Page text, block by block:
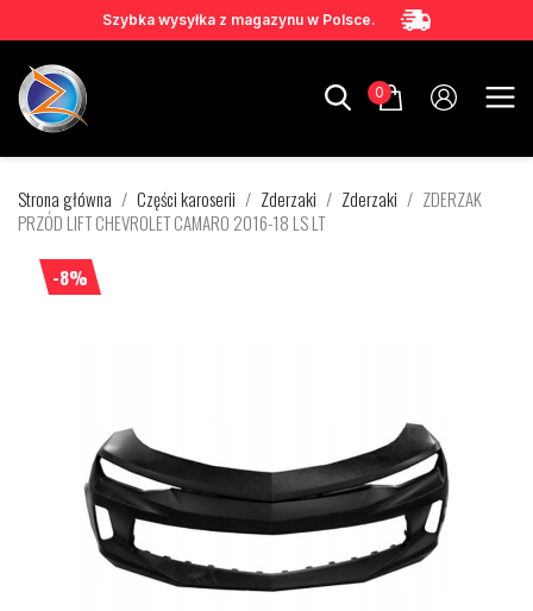
Szybka wysyłka z magazynu w Polsce.
0
Strona główna Części karoserii Zderzaki Zderzaki
ZDERZAK
PRZÓD LIFT CHEVROLET CAMARO 2016-18 LS LT
-8%